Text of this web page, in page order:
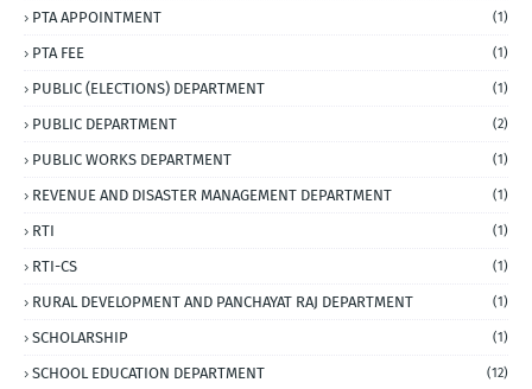
PTA APPOINTMENT (1)
PTA FEE (1)
PUBLIC (ELECTIONS) DEPARTMENT (1)
PUBLIC DEPARTMENT (2)
PUBLIC WORKS DEPARTMENT (1)
REVENUE AND DISASTER MANAGEMENT DEPARTMENT (1)
RTI (1)
RTI-CS (1)
RURAL DEVELOPMENT AND PANCHAYAT RAJ DEPARTMENT (1)
SCHOLARSHIP (1)
SCHOOL EDUCATION DEPARTMENT (12)